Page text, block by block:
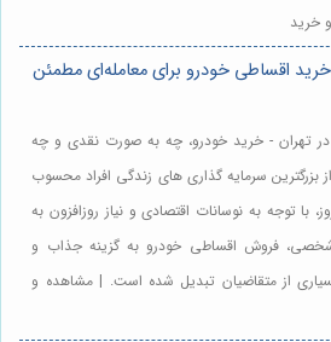
خرید
خرید اقساطی خودرو برای معامله‌ای مطمئن
تهران - خرید خودرو، چه به صورت نقدی و چه
بزرگترین سرمایه گذاری های زندگی افراد محسوب
با توجه به نوسانات اقتصادی و نیاز روزافزون به
فروش اقساطی خودرو به گزینه جذاب و
از متقاضیان تبدیل شده است. | مشاهده و